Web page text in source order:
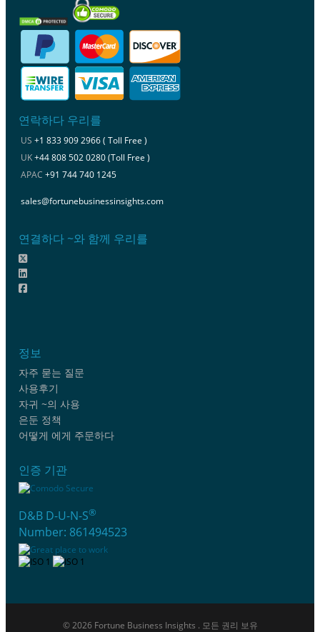
연락하다 우리를
US +1 833 909 2966 ( Toll Free )
UK+44 808 502 0280 (Toll Free )
APAC +91 744 740 1245
sales@fortunebusinessinsights.com
연결하다 ~와 함께 우리를
정보
자주 묻는 질문
사용후기
자귀 ~의 사용
은둔 정책
어떻게 에게 주문하다
인증 기관
D&B D-U-N-S®
Number: 861494523
© 2026 Fortune Business Insights . 모든 권리 보유